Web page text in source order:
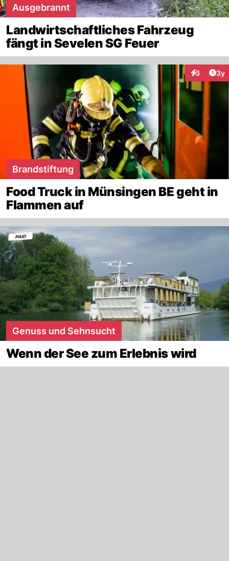
Ausgebrannt
Landwirtschaftliches Fahrzeug
fängt in Sevelen SG Feuer
3 3y
Brandstiftung
Food Truck in Münsingen BE geht in
Flammen auf
Genuss und Sehnsucht
Wenn der See zum Erlebnis wird